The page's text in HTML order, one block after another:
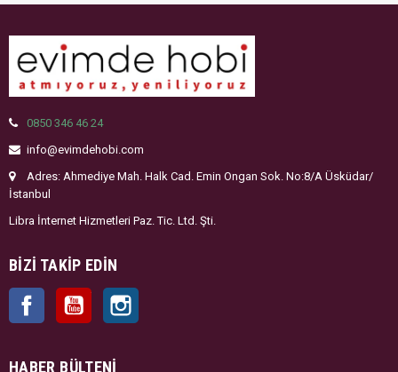
0850 346 46 24
info@evimdehobi.com
Adres: Ahmediye Mah. Halk Cad. Emin Ongan Sok. No:8/A Üsküdar/
İstanbul
Libra İnternet Hizmetleri Paz. Tic. Ltd. Şti.
BIZI TAKIP EDIN
Facebook YouTube
HABER BÜLTENI